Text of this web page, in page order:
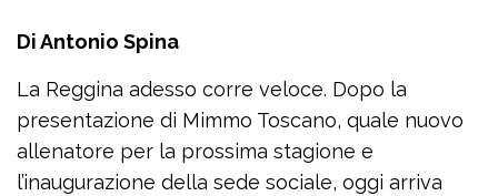
Di Antonio Spina
La Reggina adesso corre veloce. Dopo la
presentazione di Mimmo Toscano, quale nuovo
allenatore per la prossima stagione e
l’inaugurazione della sede sociale, oggi arriva